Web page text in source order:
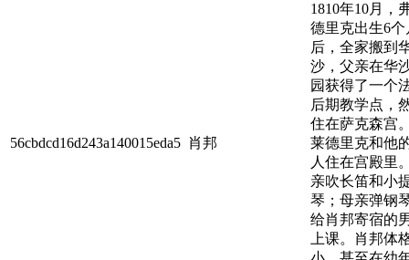
56cbdcd16d243a140015eda5 肖邦
1810年10月，
德里克出生6个
后，全家搬到
沙，父亲在华
园获得了一个
后期教学点，
住在萨克森宫
莱德里克和他
人住在宫殿里
亲吹长笛和小
琴；母亲弹钢
给肖邦寄宿的
上课。肖邦体